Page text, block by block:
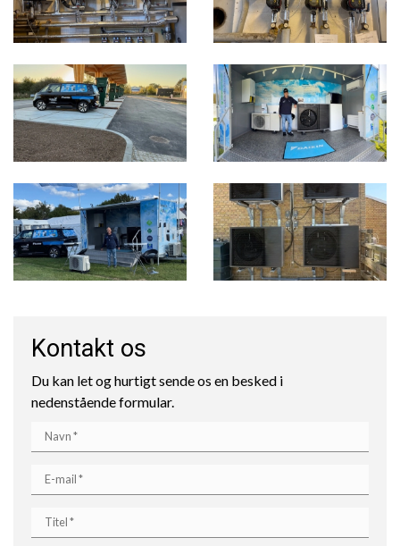
Kontakt os
Du kan let og hurtigt sende os en besked i
nedenstående formular.